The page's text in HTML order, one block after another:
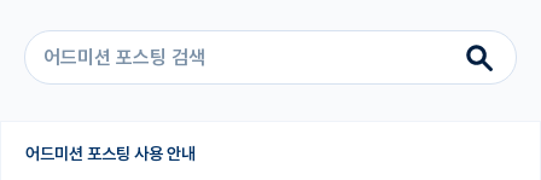
국내대학원 정보
커뮤니티
어드미션 포스팅 사용 안내